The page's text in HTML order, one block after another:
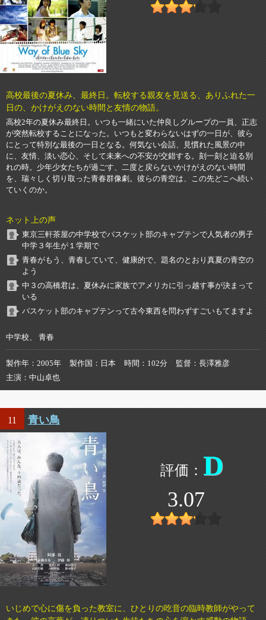
高校最後の夏休み、最終日。転校する親友を見送る、ありふれた一
日の、かけがえのない時間と友情の物語。
高校2年の夏休み最終日。いつも一緒にいた仲良しグループの一員、正志
が突然転校することになった。いつもと変わらないはずの一日が、彼ら
にとって特別な最後の一日となる。何気ない会話、見慣れた風景の中
に、友情、淡い恋心、そして未来への不安が交錯する。刻一刻と迫る別
れの時。少年少女たちが過ごす、二度と戻らないかけがえのない時間
を、瑞々しく切り取った青春群像劇。彼らの青空は、この先どこへ続い
ていくのか。
ネット上の声
東京三軒茶屋の中学校でバスケット部のキャプテンで人気者の男子
中学３年生が１学期で
青春がもう、青春していて、健康的で、題名のとおり真夏の青空の
よう
中３の高橋君は、夏休みに家族でアメリカに引っ越す事が決まって
いる
バスケット部のキャプテンって古今東西を問わずすごいもてますよ
中学校、 青春
製作年 2005年 製作国 日本 時間 102分 監督
長澤雅彦
主演
中山卓也
11 青い鳥
D
3.07
いじめで心に傷を負った教室に、ひとりの吃音の臨時教師がやって